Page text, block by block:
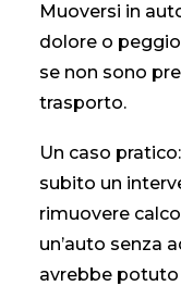
Muoversi in
dolore o
se non sono
trasporto.
Un caso
subito un
rimuovere
un’auto senza
avrebbe potuto